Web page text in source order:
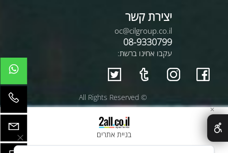
יצירת קשר
oc@cilgroup.co.il
08-9330799
עקבו אחינו ברשת:
© All Rights Reserved
בניית אתרים
✕